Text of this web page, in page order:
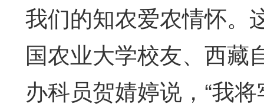
我们的知农爱农情怀。
国农业大学校友、西藏
办科员贺婧婷说，“我